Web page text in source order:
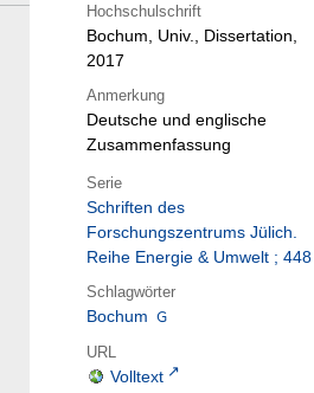
Hochschulschrift
Bochum, Univ., Dissertation,
2017
Anmerkung
Deutsche und englische
Zusammenfassung
Serie
Schriften des
Forschungszentrums Jülich.
Reihe Energie & Umwelt ; 448
Schlagwörter
Bochum
URL
Volltext